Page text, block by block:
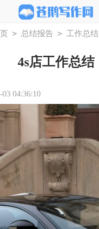
> 总结报告 > 工作总结
4s店工作总结
04:36:10